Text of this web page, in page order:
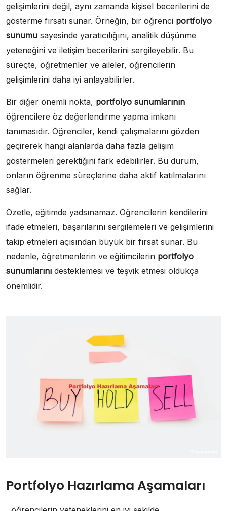
gelişimlerini değil, aynı zamanda kişisel becerilerini de
gösterme fırsatı sunar. Örneğin, bir öğrenci portfolyo
sunumu sayesinde yaratıcılığını, analitik düşünme
yeteneğini ve iletişim becerilerini sergileyebilir. Bu
süreçte, öğretmenler ve aileler, öğrencilerin
gelişimlerini daha iyi anlayabilirler.
Bir diğer önemli nokta, portfolyo sunumlarının
öğrencilere öz değerlendirme yapma imkanı
tanımasıdır. Öğrenciler, kendi çalışmalarını gözden
geçirerek hangi alanlarda daha fazla gelişim
göstermeleri gerektiğini fark edebilirler. Bu durum,
onların öğrenme süreçlerine daha aktif katılmalarını
sağlar.
Özetle, eğitimde yadsınamaz. Öğrencilerin kendilerini
ifade etmeleri, başarılarını sergilemeleri ve gelişimlerini
takip etmeleri açısından büyük bir fırsat sunar. Bu
nedenle, öğretmenlerin ve eğitimcilerin portfolyo
sunumlarını desteklemesi ve teşvik etmesi oldukça
önemlidir.
Portfolyo Hazırlama Aşamaları